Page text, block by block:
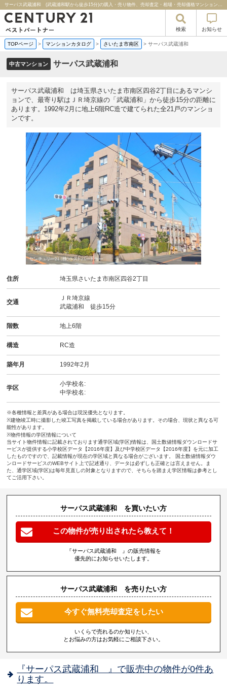
サーパス武蔵浦和 (武蔵浦和駅から徒歩15分)の購入・売り物件、売却査定・相場・売却価格マンション情報｜センチュリー２１ベストパートナー
検索 お知らせ
TOPページ > マンションカタログ > さいたま市南区 > サーパス武蔵浦和
中古マンション サーパス武蔵浦和
サーパス武蔵浦和 は埼玉県さいたま市南区四谷2丁目にあるマンシ
ョンで、最寄り駅はＪＲ埼京線の「武蔵浦和」から徒歩15分の距離に
あります。1992年2月に地上6階RC造で建てられた全21戸のマンショ
ンです。
住所 埼玉県さいたま市南区四谷2丁目
交通
ＪＲ埼京線
武蔵浦和 徒歩15分
階数 地上6階
構造 RC造
築年月 1992年2月
学区
小学校名:
中学校名:
※各種情報と差異がある場合は現況優先となります。
※建物竣工時に撮影した竣工写真を掲載している場合があります。その場合、現状と異なる可
能性があります。
※物件情報の学区情報について
当サイト物件情報に記載されております通学区域(学区)情報は、国土数値情報ダウンロードサ
ービスが提供する小学校区データ【2016年度】及び中学校区データ【2016年度】を元に加工
したものですので、記載情報が現在の学区域と異なる場合がございます。 国土数値情報ダウ
ンロードサービスのWEBサイト上で記述通り、データは必ずしも正確とは言えません。ま
た、通学区域(学区)は毎年見直しの対象となりますので、そちらを踏まえ学区情報は参考とし
てご活用下さい。
サーパス武蔵浦和 を買いたい方
この物件が売り出されたら教えて！
『サーパス武蔵浦和 』の販売情報を
優先的にお知らせいたします。
サーパス武蔵浦和 を売りたい方
今すぐ無料売却査定をしたい
いくらで売れるのか知りたい、
とお悩みの方はお気軽にご相談下さい。
『サーパス武蔵浦和 』で販売中の物件が0件あ
ります。